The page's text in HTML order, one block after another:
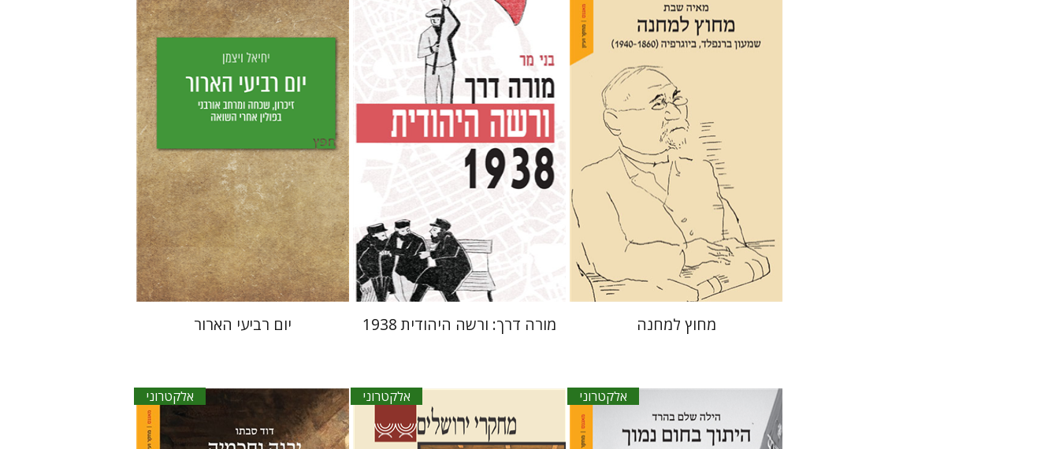
מאיה שבת
הנחת אתר ספר אלקטרוני
$27
מחוץ למחנה
הנחת אתר ספר אלקטרוני
$27
מורה דרך: ורשה היהודית 1938
יחיאל ויצמן
יפעת וייס
הנחת אתר ספר אלקטרוני
$18
יום רביעי הארור
אלקטרוני אלקטרוני אלקטרוני
דוד סבתו